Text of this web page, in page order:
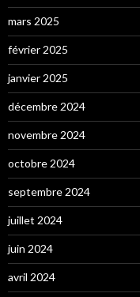
mars 2025
février 2025
janvier 2025
décembre 2024
novembre 2024
octobre 2024
septembre 2024
juillet 2024
juin 2024
avril 2024